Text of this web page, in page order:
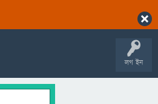
লগ ইন